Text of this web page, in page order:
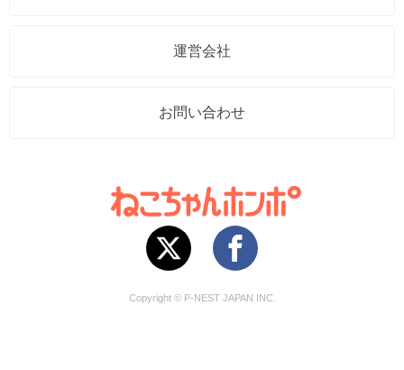
運営会社
お問い合わせ
Copyright © P-NEST JAPAN INC.